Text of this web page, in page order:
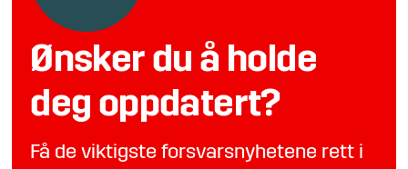
Ønsker du å holde
deg oppdatert?
Få de viktigste forsvarsnyhetene rett i